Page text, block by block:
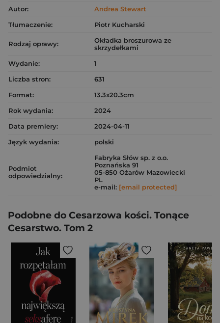
Autor:
Andrea Stewart
Tłumaczenie:
Piotr Kucharski
Rodzaj oprawy:
Okładka broszurowa ze
skrzydełkami
Wydanie:
1
Liczba stron:
631
Format:
13.3x20.3cm
Rok wydania:
2024
Data premiery:
2024-04-11
Język wydania:
polski
Podmiot
odpowiedzialny:
Fabryka Słów sp. z o.o.
Poznańska 91
05-850 Ożarów Mazowiecki
PL
e-mail: [email protected]
Podobne do Cesarzowa kości. Tonące
Cesarstwo. Tom 2